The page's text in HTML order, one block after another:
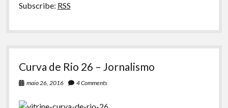
Subscribe: RSS
Curva de Rio 26 – Jornalismo
maio 26, 2016 4 Comments